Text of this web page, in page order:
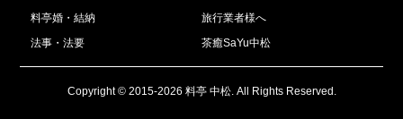
料亭婚・結納
旅行業者様へ
法事・法要
茶癒SaYu中松
Copyright © 2015-2026 料亭 中松. All Rights Reserved.